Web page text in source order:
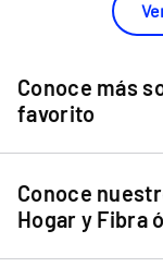
Conoce más
favorito
Chip Entel
Apple iPhone 11
Apple iPhone 12
Conoce
Hogar y Fibra
Internet Hogar